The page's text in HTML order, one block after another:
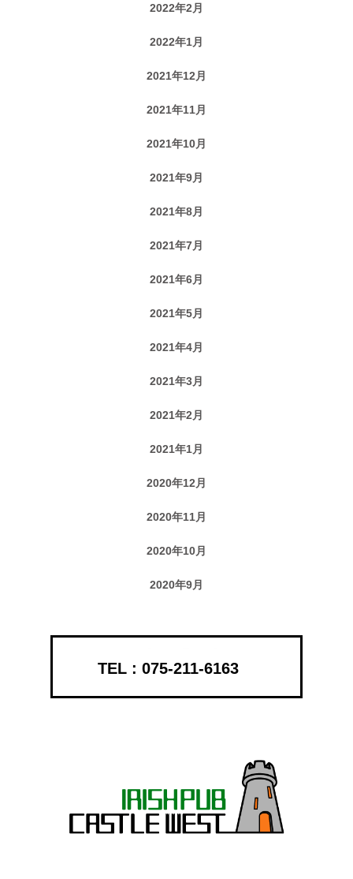
2022年2月
2022年1月
2021年12月
2021年11月
2021年10月
2021年9月
2021年8月
2021年7月
2021年6月
2021年5月
2021年4月
2021年3月
2021年2月
2021年1月
2020年12月
2020年11月
2020年10月
2020年9月
075-211-6163